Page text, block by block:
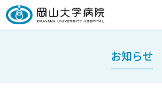
お知らせ